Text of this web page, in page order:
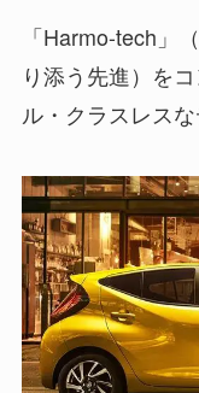
「Harmo-tech」
り添う先進）を
ル・クラスレスな